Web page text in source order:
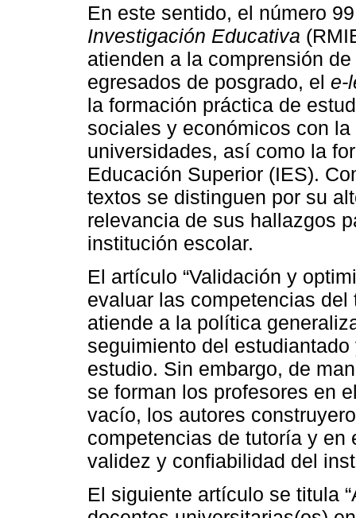
En este sentido, el número
Investigación Educativa
atienden a la comprensión
egresados de posgrado, el e-
la formación práctica de
sociales y económicos con
universidades, así como la
Educación Superior (IES).
textos se distinguen por su
relevancia de sus hallazgos
institución escolar.
El artículo “Validación y
evaluar las competencias del
atiende a la política
seguimiento del
estudio. Sin embargo, de
se forman los profesores en
vacío, los autores
competencias de tutoría y en
validez y confiabilidad del
El siguiente artículo se titula